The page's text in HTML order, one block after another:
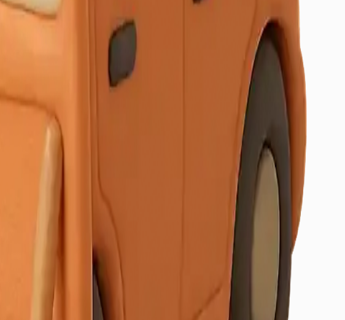
fiyatlarını görerek yanılabilirsiniz.